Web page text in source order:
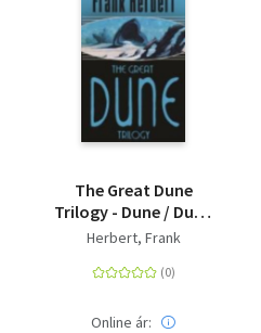
The Great Dune
Trilogy - Dune / Dune
Messiah / Children of
Herbert, Frank
Online ár: